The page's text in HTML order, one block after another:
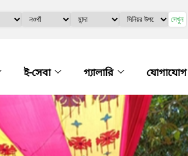
দেখুন
ই-সেবা গ্যালারি যোগাযোগ